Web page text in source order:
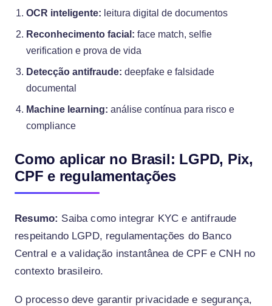
OCR inteligente: leitura digital de documentos
Reconhecimento facial: face match, selfie
verification e prova de vida
Detecção antifraude: deepfake e falsidade
documental
Machine learning: análise contínua para risco e
compliance
Como aplicar no Brasil: LGPD, Pix,
CPF e regulamentações
Resumo: Saiba como integrar KYC e antifraude
respeitando LGPD, regulamentações do Banco
Central e a validação instantânea de CPF e CNH no
contexto brasileiro.
O processo deve garantir privacidade e segurança,